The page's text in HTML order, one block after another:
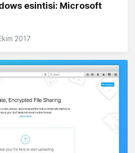
esintisi: Microsoft
2017